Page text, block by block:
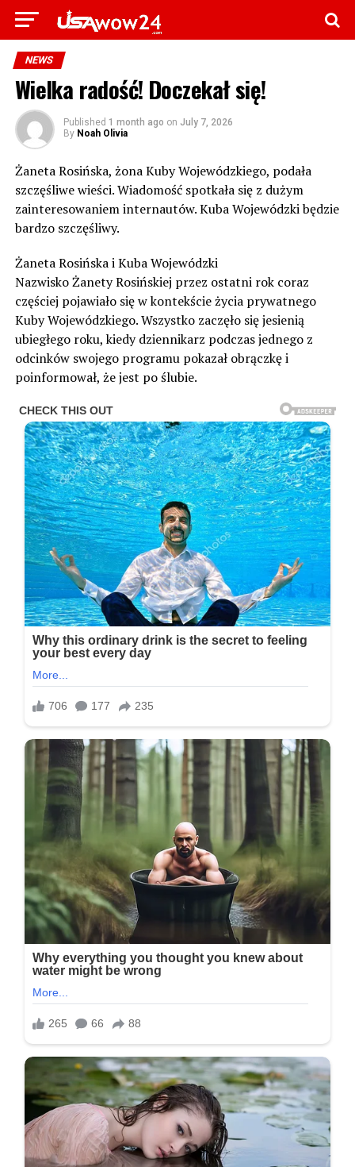
NEWS
Wielka radość! Doczekał się!
Published 1 month ago on July 7, 2026
By Noah Olivia
Żaneta Rosińska, żona Kuby Wojewódzkiego, podała
szczęśliwe wieści. Wiadomość spotkała się z dużym
zainteresowaniem internautów. Kuba Wojewódzki będzie
bardzo szczęśliwy.
Żaneta Rosińska i Kuba Wojewódzki
Nazwisko Żanety Rosińskiej przez ostatni rok coraz
częściej pojawiało się w kontekście życia prywatnego
Kuby Wojewódzkiego. Wszystko zaczęło się jesienią
ubiegłego roku, kiedy dziennikarz podczas jednego z
odcinków swojego programu pokazał obrączkę i
poinformował, że jest po ślubie.